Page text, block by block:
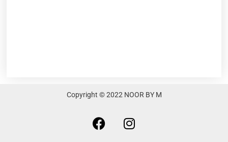
Copyright © 2022 NOOR BY M
F
a
I
n